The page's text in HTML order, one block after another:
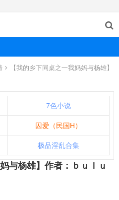
【我的乡下同桌之一我妈妈与杨雄】
7色小说
囚爱（民国H）
极品淫乱合集
与杨雄】作者：ｂｕｌｕ